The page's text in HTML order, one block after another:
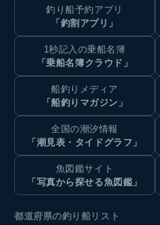
釣り船予約アプリ
「釣割アプリ」
1秒記入の乗船名簿
「乗船名簿クラウド」
船釣りメディア
「船釣りマガジン」
全国の潮汐情報
「潮見表・タイドグラフ」
魚図鑑サイト
「写真から探せる魚図鑑」
都道府県の釣り船リスト